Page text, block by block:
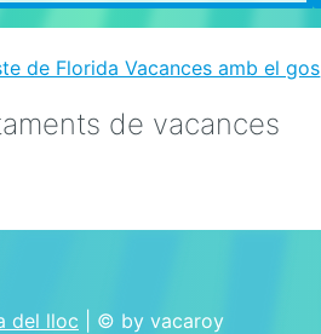
de Florida Vacances amb el gos
de vacances
del lloc | © by vacaroy